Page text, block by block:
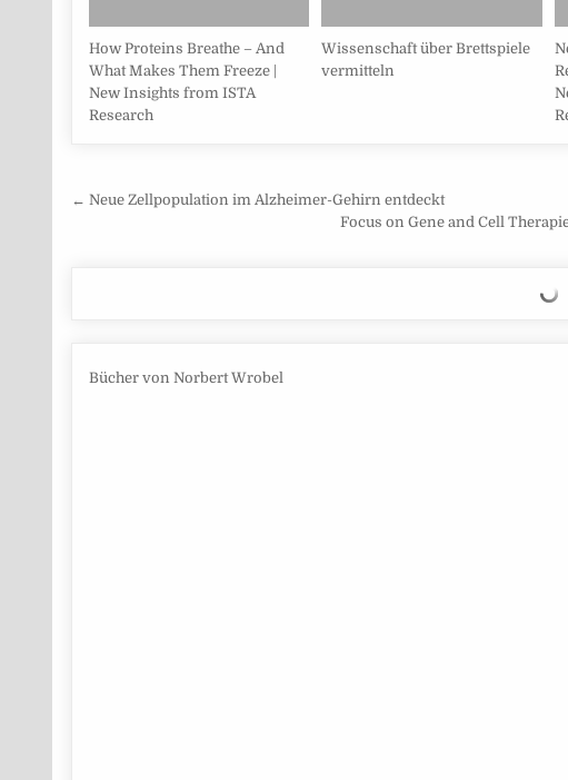
How Proteins Breathe – And
What Makes Them Freeze |
New Insights from ISTA
Research
Wissenschaft über Brettspiele
vermitteln
Beitragsnavigation
← Neue Zellpopulation im Alzheimer-Gehirn entdeckt
Focus on Gene and Cell
Bücher von Norbert Wrobel